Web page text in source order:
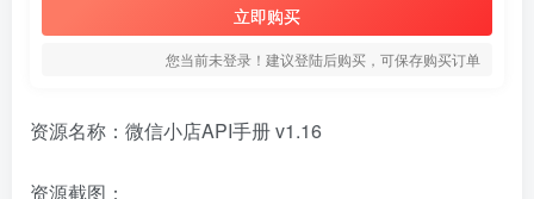
立即购买
您当前未登录！建议登陆后购买，可保存购买订单
资源名称：微信小店API手册 v1.16
资源截图：